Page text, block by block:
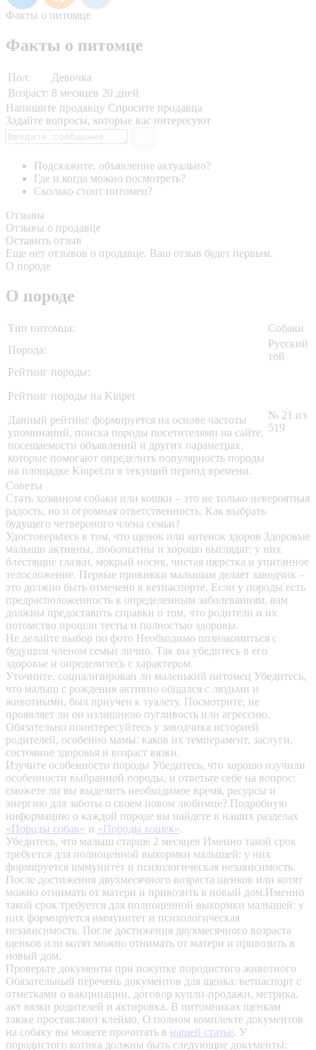
Факты о питомце
Факты о питомце
Пол:
Девочка
Возраст: 8 месяцев 20 дней
Напишите продавцу Спросите продавца
Задайте вопросы, которые вас интересуют
Подскажите, объявление актуально?
Где и когда можно посмотреть?
Сколько стоит питомец?
Отзывы
Отзывы о продавце
Оставить отзыв
Еще нет отзывов о продавце. Ваш отзыв будет первым.
О породе
О породе
Тип питомца:
Собаки
Порода:
Русский
той
Рейтинг породы:
Рейтинг породы на Kinpet
Данный рейтинг формируется на основе частоты
упоминаний, поиска породы посетителями на сайте,
посещаемости объявлений и других параметрах,
которые помогают определить популярность породы
на площадке Kinpet.ru в текущий период времени.
№ 21 из
519
Советы
Стать хозяином собаки или кошки – это не только невероятная
радость, но и огромная ответственность. Как выбрать
будущего четвероного члена семьи?
Удостоверьтесь в том, что щенок или котенок здоров Здоровые
малыши активны, любопытны и хорошо выглядят: у них
блестящие глазки, мокрый носик, чистая шерстка и упитанное
телосложение. Первые прививки малышам делает заводчик –
это должно быть отмечено в ветпаспорте. Если у породы есть
предрасположенность к определенным заболеваниям, вам
должны предоставить справки о том, что родители и их
потомство прошли тесты и полностью здоровы.
Не делайте выбор по фото Необходимо познакомиться с
будущим членом семьи лично. Так вы убедитесь в его
здоровье и определитесь с характером.
Уточните, социализирован ли маленький питомец Убедитесь,
что малыш с рождения активно общался с людьми и
животными, был приучен к туалету. Посмотрите, не
проявляет ли он излишнюю пугливость или агрессию.
Обязательно поинтересуйтесь у заводчика историей
родителей, особенно мамы: каков их темперамент, заслуги,
состояние здоровья и возраст вязки.
Изучите особенности породы Убедитесь, что хорошо изучили
особенности выбранной породы, и ответьте себе на вопрос:
сможете ли вы выделить необходимое время, ресурсы и
энергию для заботы о своем новом любимце? Подробную
информацию о каждой породе вы найдете в наших разделах
«Породы собак» и «Породы кошек».
Убедитесь, что малыш старше 2 месяцев Именно такой срок
требуется для полноценной выкормки малышей: у них
формируется иммунитет и психологическая независимость.
После достижения двухмесячного возраста щенков или котят
можно отнимать от матери и привозить в новый дом.Именно
такой срок требуется для полноценной выкормки малышей: у
них формируется иммунитет и психологическая
независимость. После достижения двухмесячного возраста
щенков или котят можно отнимать от матери и привозить в
новый дом.
Проверьте документы при покупке породистого животного
Обязательный перечень документов для щенка: ветпаспорт с
отметками о вакцинации, договор купли-продажи, метрика,
акт вязки родителей и актировка. В питомниках щенкам
также проставляют клеймо. О полном комплекте документов
на собаку вы можете прочитать в нашей статье. У
породистого котика должны быть следующие документы: